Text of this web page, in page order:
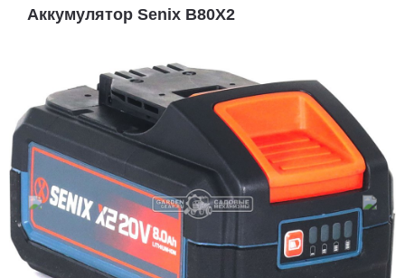
Аккумулятор Senix B80X2